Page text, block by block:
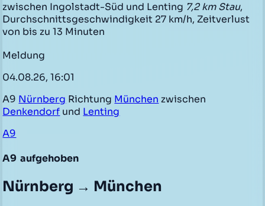
zwischen Ingolstadt-Süd und Lenting 7,2 km Stau,
Durchschnittsgeschwindigkeit 27 km/h, Zeitverlust
von bis zu 13 Minuten
Meldung
04.08.26, 16:01
A9 Nürnberg Richtung München zwischen
Denkendorf und Lenting
A9
A9 aufgehoben
Nürnberg → München